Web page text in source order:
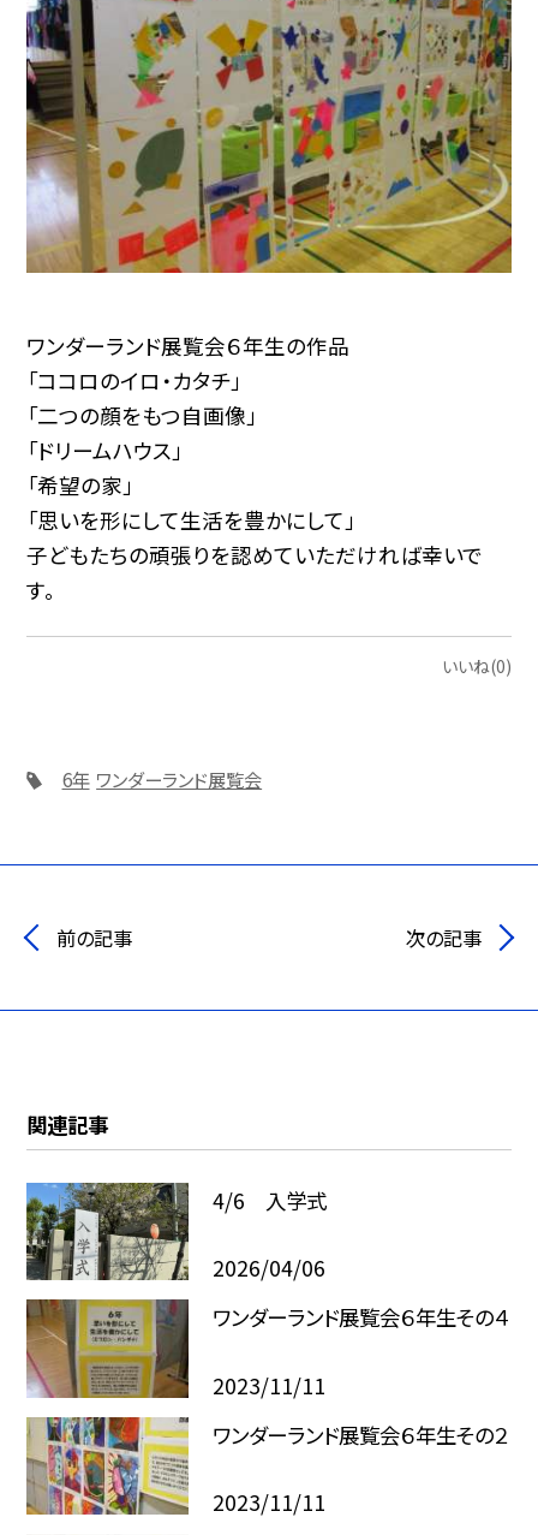
ワンダーランド展覧会６年生の作品
「ココロのイロ・カタチ」
「二つの顔をもつ自画像」
「ドリームハウス」
「希望の家」
「思いを形にして生活を豊かにして」
子どもたちの頑張りを認めていただければ幸いで
す。
いいね(0)
6年 ワンダーランド展覧会
前の記事 次の記事
関連記事
4/6 入学式
2026/04/06
ワンダーランド展覧会６年生その４
2023/11/11
ワンダーランド展覧会６年生その２
2023/11/11